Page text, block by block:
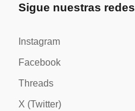
Sigue nuestras redes
Instagram
Facebook
Threads
X (Twitter)